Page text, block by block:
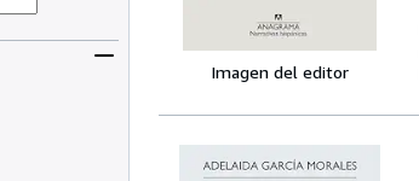
Imagen del editor